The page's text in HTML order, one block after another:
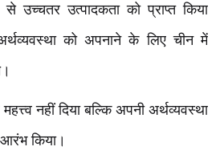
से उच्चतर उत्पादकता को प्राप्त किया
को अपनाने के लिए चीन में
नहीं दिया बल्कि अपनी अर्थव्यवस्था
किया।